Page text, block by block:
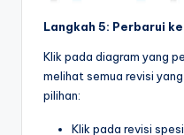
Langkah 5: Perbarui
Klik pada diagram yang
melihat semua revisi
pilihan:
Klik pada revisi